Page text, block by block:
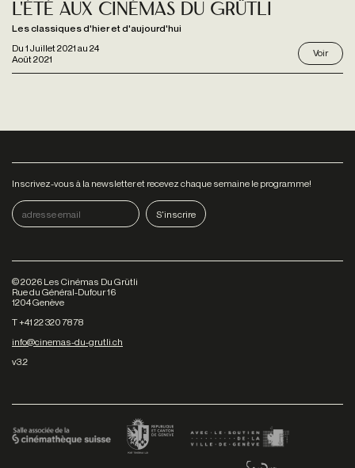
Du 1 Juillet 2021 au 24
Août 2021
L'été aux Cinémas du Grütli
Les classiques d'hier et d'aujourd'hui
Voir
Inscrivez-vous à la newsletter et recevez chaque semaine le programme!
©2026 Les Cinémas Du Grütli
Rue du Général-Dufour 16
1204 Genève
T +41 22 320 78 78
info@cinemas-du-grutli.ch
v3.2